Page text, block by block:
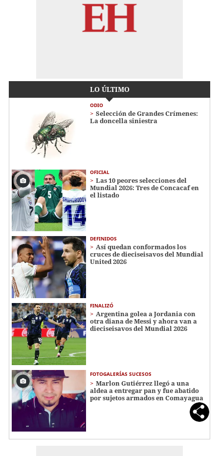
LO ÚLTIMO
ODIO
Selección de Grandes Crímenes:
La doncella siniestra
OFICIAL
Las 10 peores selecciones del
Mundial 2026: Tres de Concacaf en
el listado
DEFINIDOS
Así quedan conformados los
cruces de dieciseisavos del Mundial
United 2026
FINALIZÓ
Argentina golea a Jordania con
otra diana de Messi y ahora van a
dieciseisavos del Mundial 2026
FOTOGALERÍAS SUCESOS
Marlon Gutiérrez llegó a una
aldea a entregar pan y fue abatido
por sujetos armados en Comayagua